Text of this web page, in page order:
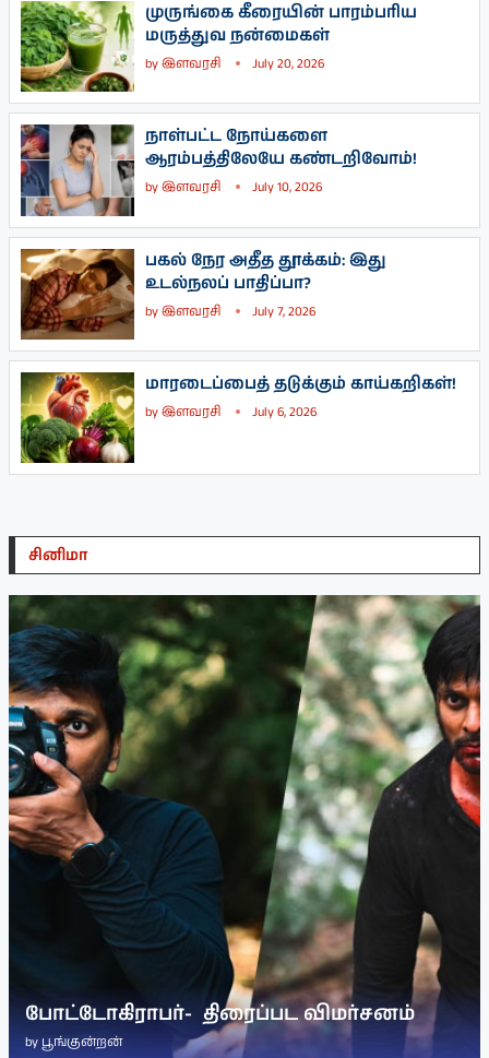
முருங்கை கீரையின் பாரம்பரிய
மருத்துவ நன்மைகள்
byஇளவரசி July 20, 2026
நாள்பட்ட நோய்களை
ஆரம்பத்திலேயே கண்டறிவோம்!
byஇளவரசி July 10, 2026
பகல் நேர அதீத தூக்கம்: இது
உடல்நலப் பாதிப்பா?
byஇளவரசி July 7, 2026
மாரடைப்பைத் தடுக்கும் காய்கறிகள்!
byஇளவரசி July 6, 2026
சினிமா
போட்டோகிராபர்- ‌ திரைப்பட விமர்சனம்
by பூங்குன்றன்